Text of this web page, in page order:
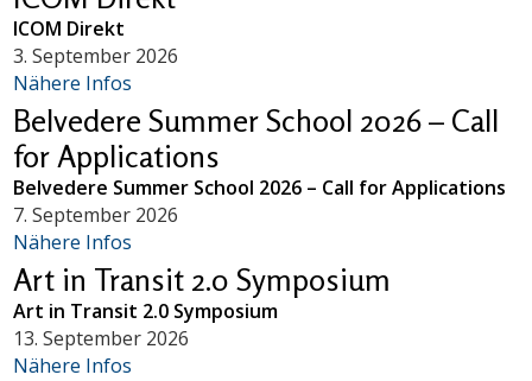
ICOM Direkt
3. September 2026
Nähere Infos
Belvedere Summer School 2026 – Call
for Applications
Belvedere Summer School 2026 – Call for Applications
7. September 2026
Nähere Infos
Art in Transit 2.0 Symposium
Art in Transit 2.0 Symposium
13. September 2026
Nähere Infos